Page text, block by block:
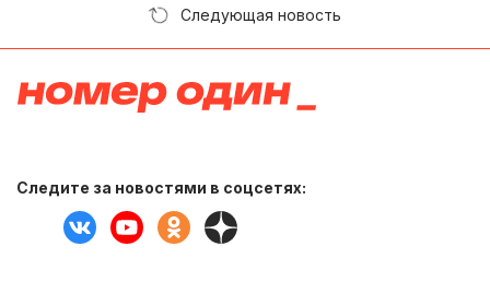
Следующая новость
Следите за новостями в соцсетях: